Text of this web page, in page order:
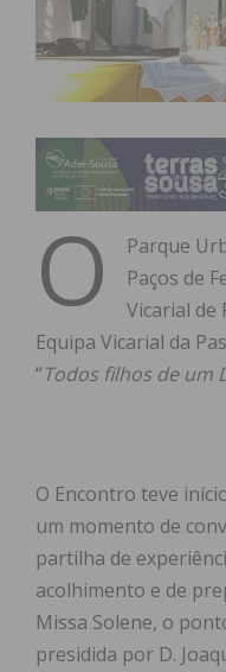
O
Parque
Paços de
Vicarial de
Equipa Vicarial da
“Todos filhos de um
O Encontro teve
um momento de
partilha de
acolhimento e de
Missa Solene, o
presidida por D.